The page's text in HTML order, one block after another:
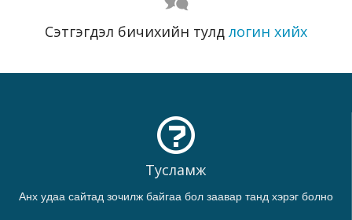
Сэтгэгдэл бичихийн тулд логин хийх
Тусламж
Анх удаа сайтад зочилж байгаа бол заавар танд хэрэг болно